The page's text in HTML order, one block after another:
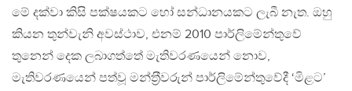
මේ දක්වා කිසි පක්ෂයකට හෝ සන්ධානයකට ලැබී නැත. ඔහු
කියන තුන්වැනි අවස්ථාව, එනම් 2010 පාර්ලිමේන්තුවේ
තුනෙන් දෙක ලබාගත්තේ මැතිවරණයෙන් නොව,
මැතිවරණයෙන් පත්වූ මන්ත‍්‍රීවරුන් පාර්ලිමේන්තුවේදී ‘මිළට’